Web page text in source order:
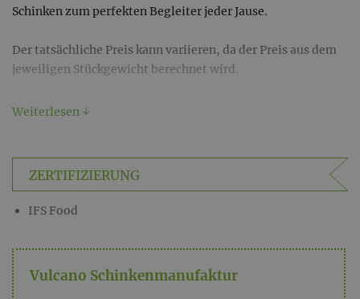
Schinken zum perfekten Begleiter jeder Jause.
Der tatsächliche Preis kann variieren, da der Preis aus dem
jeweiligen Stückgewicht berechnet wird.
MHD 120 Tage
Weiterlesen ↓
ZERTIFIZIERUNG
IFS Food
Vulcano Schinkenmanufaktur